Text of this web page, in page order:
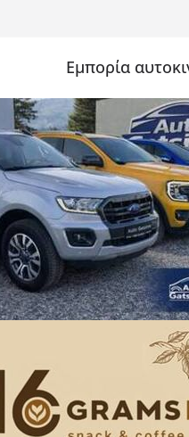
Εμπορία